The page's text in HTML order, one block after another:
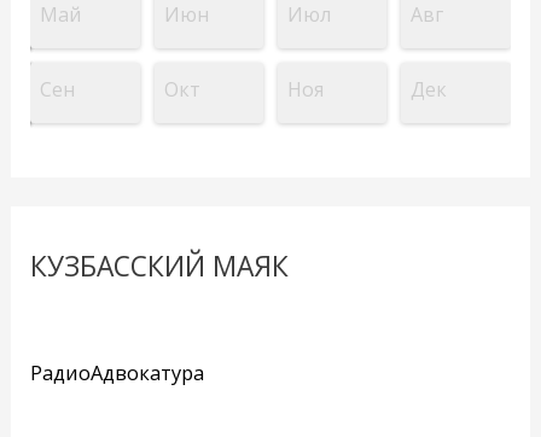
Май Июн Июл Авг
Сен Окт Ноя Дек
КУЗБАССКИЙ МАЯК
РадиоАдвокатура